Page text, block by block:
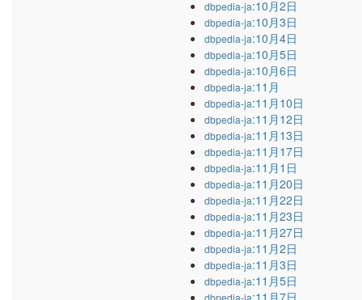
dbpedia-ja:10月2日
dbpedia-ja:10月3日
dbpedia-ja:10月4日
dbpedia-ja:10月5日
dbpedia-ja:10月6日
dbpedia-ja:11月
dbpedia-ja:11月10日
dbpedia-ja:11月12日
dbpedia-ja:11月13日
dbpedia-ja:11月17日
dbpedia-ja:11月1日
dbpedia-ja:11月20日
dbpedia-ja:11月22日
dbpedia-ja:11月23日
dbpedia-ja:11月27日
dbpedia-ja:11月2日
dbpedia-ja:11月3日
dbpedia-ja:11月5日
dbpedia-ja:11月7日